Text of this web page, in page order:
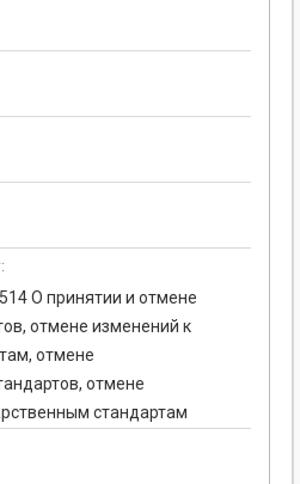
О принятии и отмене
отмене изменений к
отмене
отмене
стандартам